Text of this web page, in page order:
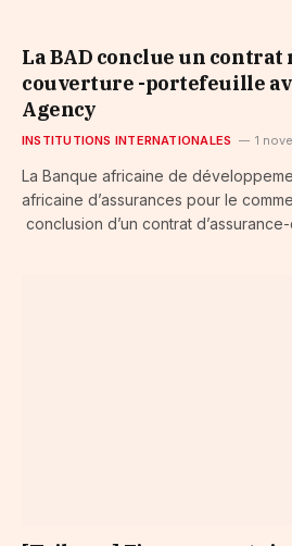
La BAD conclue un contrat
couverture -portefeuille
Agency
INSTITUTIONS INTERNATIONALES 1
La Banque africaine de
africaine d’assurances pour le
conclusion d’un contrat